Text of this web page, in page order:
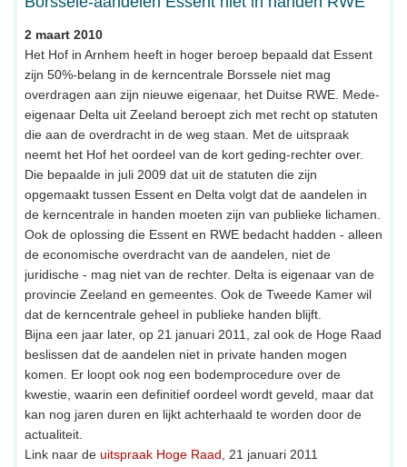
2 maart 2010
Het Hof in Arnhem heeft in hoger beroep bepaald dat Essent
zijn 50%-belang in de kerncentrale Borssele niet mag
overdragen aan zijn nieuwe eigenaar, het Duitse RWE. Mede-
eigenaar Delta uit Zeeland beroept zich met recht op statuten
die aan de overdracht in de weg staan. Met de uitspraak
neemt het Hof het oordeel van de kort geding-rechter over.
Die bepaalde in juli 2009 dat uit de statuten die zijn
opgemaakt tussen Essent en Delta volgt dat de aandelen in
de kerncentrale in handen moeten zijn van publieke lichamen.
Ook de oplossing die Essent en RWE bedacht hadden - alleen
de economische overdracht van de aandelen, niet de
juridische - mag niet van de rechter. Delta is eigenaar van de
provincie Zeeland en gemeentes. Ook de Tweede Kamer wil
dat de kerncentrale geheel in publieke handen blijft.
Bijna een jaar later, op 21 januari 2011, zal ook de Hoge Raad
beslissen dat de aandelen niet in private handen mogen
komen. Er loopt ook nog een bodemprocedure over de
kwestie, waarin een definitief oordeel wordt geveld, maar dat
kan nog jaren duren en lijkt achterhaald te worden door de
actualiteit.
Link naar de uitspraak Hoge Raad , 21 januari 2011